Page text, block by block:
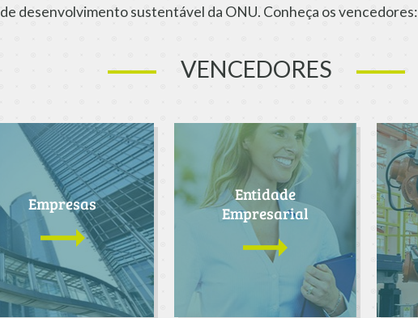
de desenvolvimento sustentável da ONU. Conheça os vencedores:
VENCEDORES
Empresas
Entidade
Empresarial